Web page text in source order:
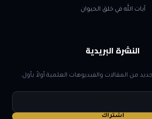
آيات الله في خلق الحيوان
النشرة البريدية
من المقالات والفيديوهات العلمية أولاً بأول.
اشتراك